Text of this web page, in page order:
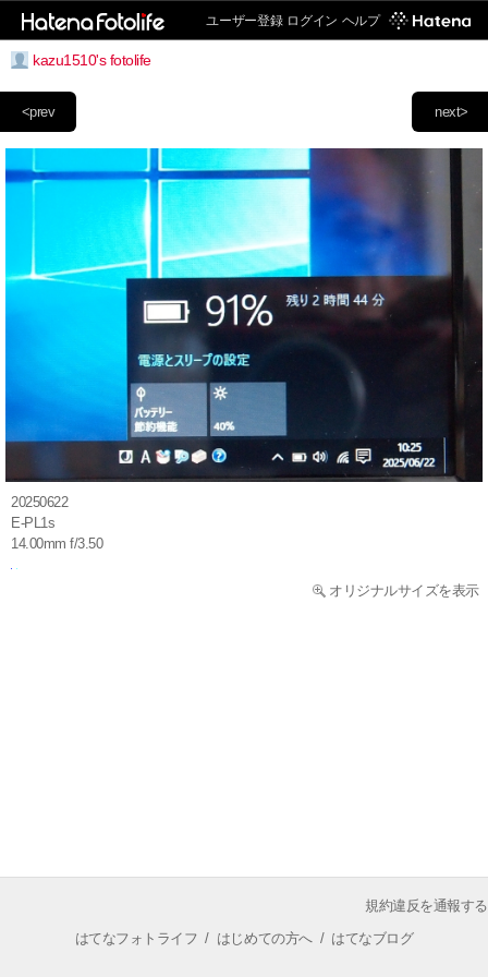
ユーザー登録 ログイン ヘルプ
kazu1510's fotolife
next>
<prev
20250622
E-PL1s
14.00mm f/3.50
オリジナルサイズを表示
規約違反を通報する
はてなフォトライフ / はじめての方へ/ はてなブログ